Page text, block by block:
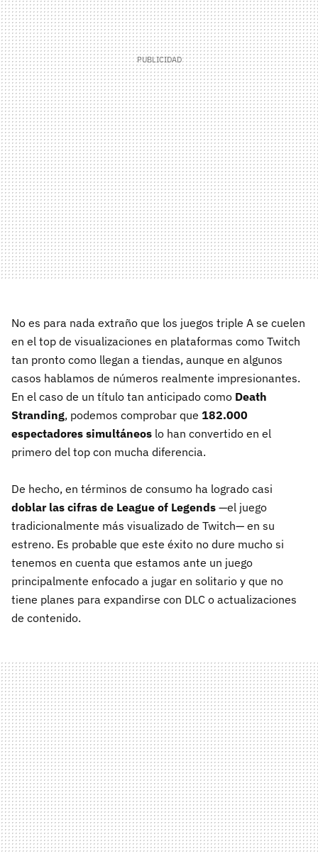
No es para nada extraño que los juegos triple A se cuelen
en el top de visualizaciones en plataformas como Twitch
tan pronto como llegan a tiendas, aunque en algunos
casos hablamos de números realmente impresionantes.
En el caso de un título tan anticipado como Death
Stranding, podemos comprobar que 182.000
espectadores simultáneos lo han convertido en el
primero del top con mucha diferencia.
De hecho, en términos de consumo ha logrado casi
doblar las cifras de League of Legends —el juego
tradicionalmente más visualizado de Twitch— en su
estreno. Es probable que este éxito no dure mucho si
tenemos en cuenta que estamos ante un juego
principalmente enfocado a jugar en solitario y que no
tiene planes para expandirse con DLC o actualizaciones
de contenido.